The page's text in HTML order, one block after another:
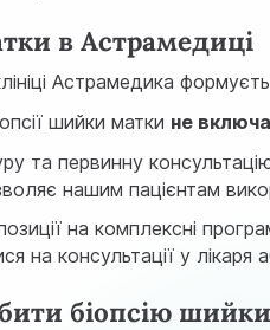
в Астрамедиці
Астрамедика
шийки матки не
та первинну
нашим пацієнтам
на комплексні
на консультації у
біопсію